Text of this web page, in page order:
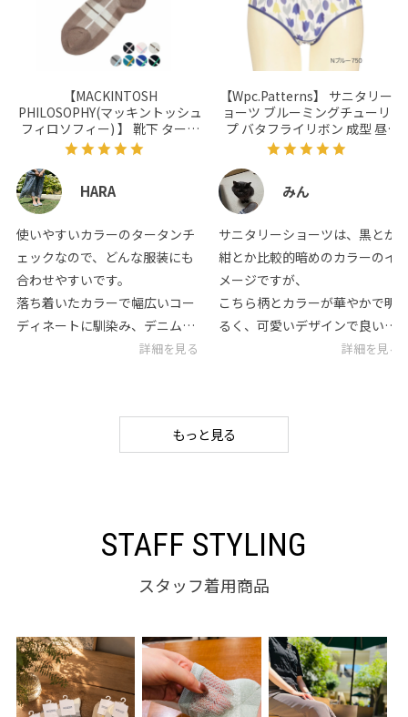
【MACKINTOSH
PHILOSOPHY(マッキントッシュ
フィロソフィー) 】 靴下 タータ
ンチェック柄 スニーカー丈 カジ
ュアル (3307-81L)
詳細を見る
HARA
使いやすいカラーのタータンチ
ェックなので、どんな服装にも
合わせやすいです。
落ち着いたカラーで幅広いコー
ディネートに馴染み、デニムな
どのカジュアルスタイルにぴっ
ので、お好みに合わせてお選び
【Wpc.Patterns】 サニタリーシ
ョーツ ブルーミングチューリッ
プ バタフライリボン 成型 昼用
ナイロン混 防水布付き 羽ナプキ
ン対応構造(WP-3001)
詳細を見る
みん
サニタリーショーツは、黒とか
紺とか比較的暗めのカラーのイ
メージですが、
こちら柄とカラーが華やかで明
るく、可愛いデザインで良いで
も兼ね備えてます。
もっと見る
STAFF STYLING
スタッフ着用商品